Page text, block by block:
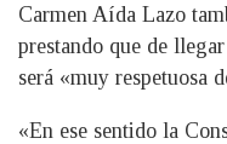
Carmen Aída Lazo
prestando que de
será «muy respetuosa
«En ese sentido la